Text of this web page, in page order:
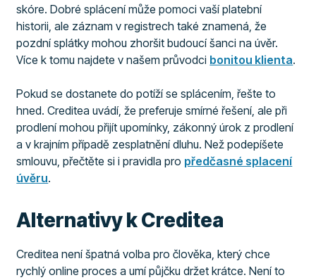
skóre. Dobré splácení může pomoci vaší platební
historii, ale záznam v registrech také znamená, že
pozdní splátky mohou zhoršit budoucí šanci na úvěr.
Více k tomu najdete v našem průvodci bonitou klienta.
Pokud se dostanete do potíží se splácením, řešte to
hned. Creditea uvádí, že preferuje smírné řešení, ale při
prodlení mohou přijít upomínky, zákonný úrok z prodlení
a v krajním případě zesplatnění dluhu. Než podepíšete
smlouvu, přečtěte si i pravidla pro předčasné splacení
úvěru.
Alternativy k Creditea
Creditea není špatná volba pro člověka, který chce
rychlý online proces a umí půjčku držet krátce. Není to